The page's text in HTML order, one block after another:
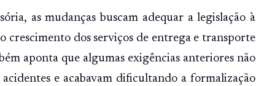
as mudanças buscam adequar a legislação à
crescimento dos serviços de entrega e transporte
aponta que algumas exigências anteriores não
e acabavam dificultando a formalização